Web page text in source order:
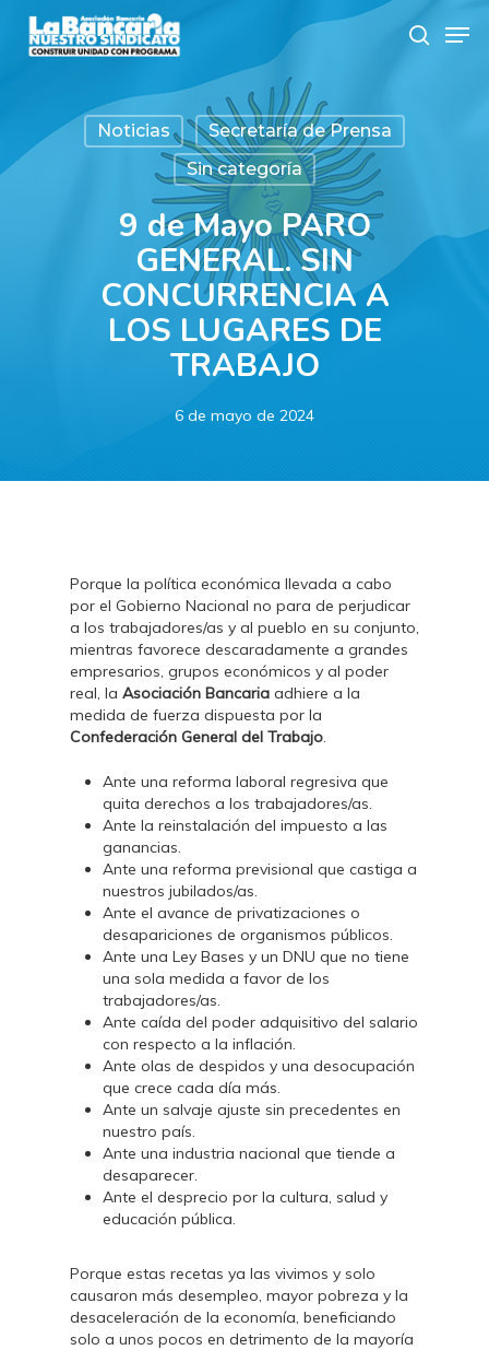
main
search
Noticias
Secretaría de Prensa
Sin categoría
9 de Mayo PARO
GENERAL. SIN
CONCURRENCIA A
LOS LUGARES DE
TRABAJO
6 de mayo de 2024
Porque la política económica llevada a cabo
por el Gobierno Nacional no para de perjudicar
a los trabajadores/as y al pueblo en su conjunto,
mientras favorece descaradamente a grandes
empresarios, grupos económicos y al poder
real, la Asociación Bancaria adhiere a la
medida de fuerza dispuesta por la
Confederación General del Trabajo.
Ante una reforma laboral regresiva que
quita derechos a los trabajadores/as.
Ante la reinstalación del impuesto a las
ganancias.
Ante una reforma previsional que castiga a
nuestros jubilados/as.
Ante el avance de privatizaciones o
desapariciones de organismos públicos.
Ante una Ley Bases y un DNU que no tiene
una sola medida a favor de los
trabajadores/as.
Ante caída del poder adquisitivo del salario
con respecto a la inflación.
Ante olas de despidos y una desocupación
que crece cada día más.
Ante un salvaje ajuste sin precedentes en
nuestro país.
Ante una industria nacional que tiende a
desaparecer.
Ante el desprecio por la cultura, salud y
educación pública.
Porque estas recetas ya las vivimos y solo
causaron más desempleo, mayor pobreza y la
desaceleración de la economía, beneficiando
solo a unos pocos en detrimento de la mayoría